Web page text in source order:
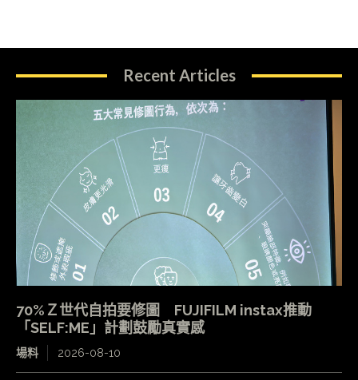
Recent Articles
70%Ｚ世代自拍要修圖 FUJIFILM instax推動
「SELF:ME」計劃鼓勵真實感
場料 2026-08-10